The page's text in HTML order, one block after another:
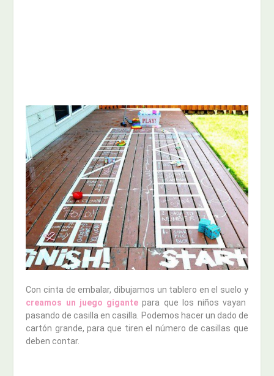
Con cinta de embalar, dibujamos un tablero en el suelo y
creamos un juego gigante para que los niños vayan
pasando de casilla en casilla. Podemos hacer un dado de
cartón grande, para que tiren el número de casillas que
deben contar.